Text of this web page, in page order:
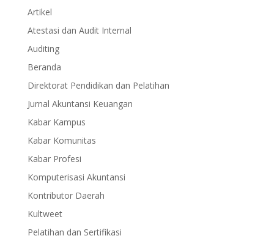
Artikel
Atestasi dan Audit Internal
Auditing
Beranda
Direktorat Pendidikan dan Pelatihan
Jurnal Akuntansi Keuangan
Kabar Kampus
Kabar Komunitas
Kabar Profesi
Komputerisasi Akuntansi
Kontributor Daerah
Kultweet
Pelatihan dan Sertifikasi